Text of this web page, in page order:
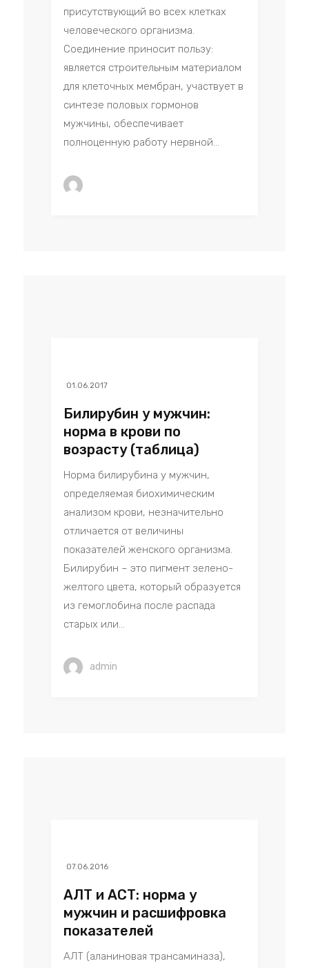
присутствующий во всех клетках
человеческого организма.
Соединение приносит пользу:
является строительным материалом
для клеточных мембран, участвует в
синтезе половых гормонов
мужчины, обеспечивает
полноценную работу нервной...
01.06.2017
Билирубин у мужчин:
норма в крови по
возрасту (таблица)
Норма билирубина у мужчин,
определяемая биохимическим
анализом крови, незначительно
отличается от величины
показателей женского организма.
Билирубин – это пигмент зелено-
желтого цвета, который образуется
из гемоглобина после распада
старых или...
admin
07.06.2016
АЛТ и АСТ: норма у
мужчин и расшифровка
показателей
АЛТ (аланиновая трансаминаза),